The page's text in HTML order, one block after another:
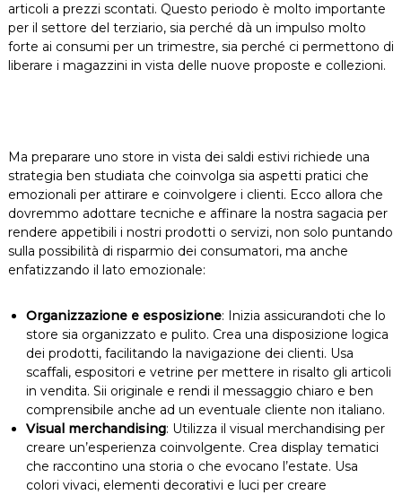
articoli a prezzi scontati. Questo periodo è molto importante
per il settore del terziario, sia perché dà un impulso molto
forte ai consumi per un trimestre, sia perché ci permettono di
liberare i magazzini in vista delle nuove proposte e collezioni.
Ma preparare uno store in vista dei saldi estivi richiede una
strategia ben studiata che coinvolga sia aspetti pratici che
emozionali per attirare e coinvolgere i clienti. Ecco allora che
dovremmo adottare tecniche e affinare la nostra sagacia per
rendere appetibili i nostri prodotti o servizi, non solo puntando
sulla possibilità di risparmio dei consumatori, ma anche
enfatizzando il lato emozionale:
Organizzazione e esposizione: Inizia assicurandoti che lo
store sia organizzato e pulito. Crea una disposizione logica
dei prodotti, facilitando la navigazione dei clienti. Usa
scaffali, espositori e vetrine per mettere in risalto gli articoli
in vendita. Sii originale e rendi il messaggio chiaro e ben
comprensibile anche ad un eventuale cliente non italiano.
Visual merchandising: Utilizza il visual merchandising per
creare un’esperienza coinvolgente. Crea display tematici
che raccontino una storia o che evocano l’estate. Usa
colori vivaci, elementi decorativi e luci per creare